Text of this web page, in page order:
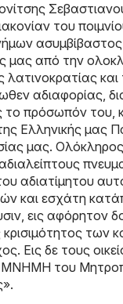
του
μας από την
λατινοκρατίας
αδιαφορίας,
το πρόσωπόν του,
Ελληνικής μας
μας.
αδιατίμητου
και εσχάτη
εις αφόρητον
των
Εις δε τους
ΜΝΗΜΗ του